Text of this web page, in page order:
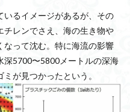
いるイメージがあるが、その
チレンでさえ、海の生き物や
なって沈む。特に海流の影響
深5700〜5800メートルの深海
が見つかったという。